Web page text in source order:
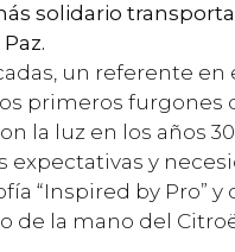
solidario
un referente
primeros furgones
la luz en los años
y
“Inspired by Pro”
la mano del